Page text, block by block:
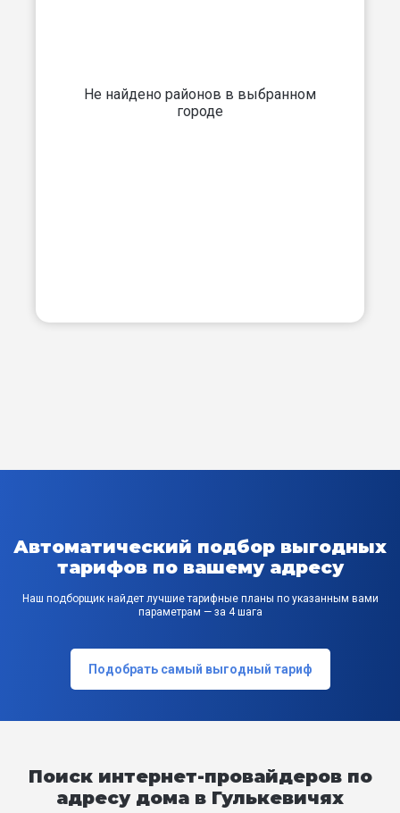
Не найдено районов в выбранном
городе
Автоматический подбор выгодных
тарифов по вашему адресу
Наш подборщик найдет лучшие тарифные планы по указанным вами
параметрам — за 4 шага
Подобрать самый выгодный тариф
Поиск интернет-провайдеров по
адресу дома в Гулькевичях